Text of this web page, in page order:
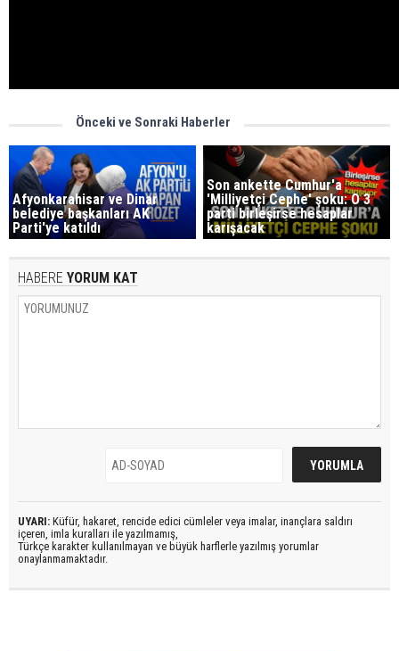
Önceki ve Sonraki Haberler
Afyonkarahisar ve Dinar
belediye başkanları AK
Parti'ye katıldı
Son ankette Cumhur'a
'Milliyetçi Cephe' şoku: O 3
parti birleşirse hesaplar
karışacak
HABERE YORUM KAT
UYARI: Küfür, hakaret, rencide edici cümleler veya imalar, inançlara saldırı
içeren, imla kuralları ile yazılmamış,
Türkçe karakter kullanılmayan ve büyük harflerle yazılmış yorumlar
onaylanmamaktadır.